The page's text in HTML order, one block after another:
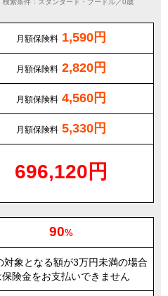
検索条件：スタンダード・プードル／0歳
月額保険料 1,590円
月額保険料 2,820円
月額保険料 4,560円
月額保険料 5,330円
696,120円
90%
対象となる額が3万円未満の場合
保険金をお支払いできません